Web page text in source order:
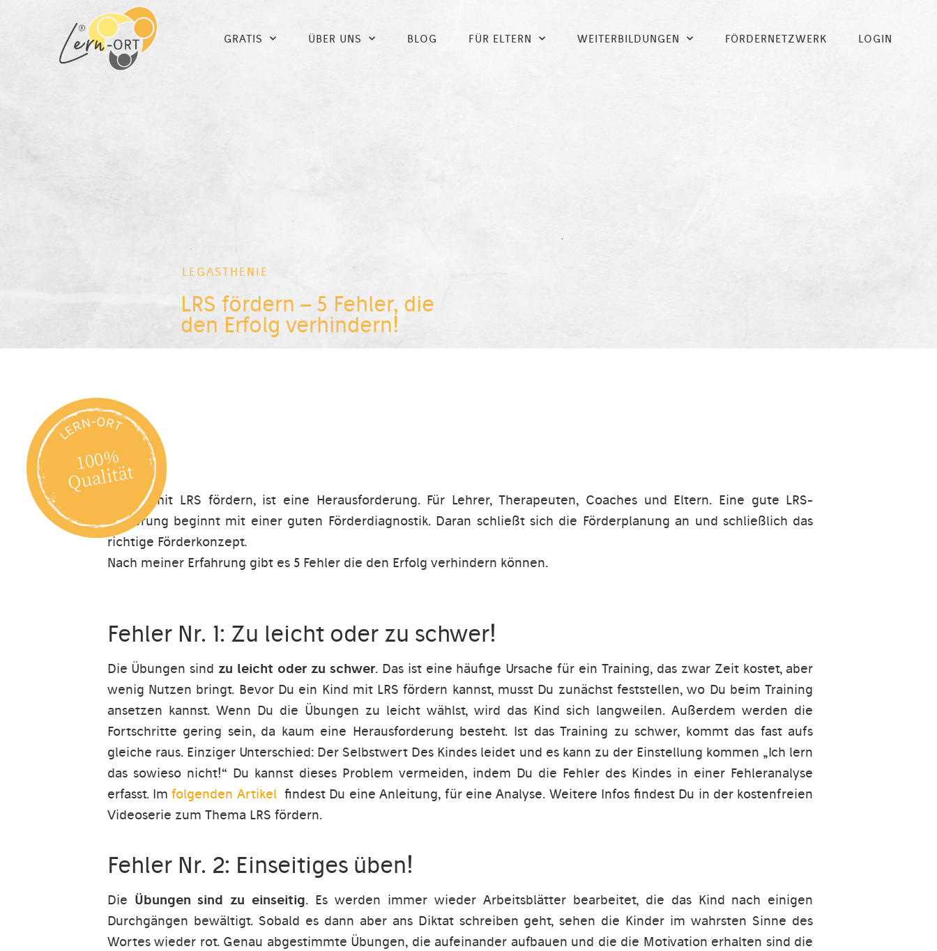
GRATIS ÜBER UNS BLOG FÜR ELTERN WEITERBILDUNGEN FÖRDERNETZWERK LOGIN
LEGASTHENIE
LRS fördern – 5 Fehler, die
den Erfolg verhindern!
Kinder mit LRS fördern, ist eine Herausforderung. Für Lehrer, Therapeuten, Coaches und Eltern. Eine gute LRS-
Förderung beginnt mit einer guten Förderdiagnostik. Daran schließt sich die Förderplanung an und schließlich das
richtige Förderkonzept.
Nach meiner Erfahrung gibt es 5 Fehler die den Erfolg verhindern können.
Fehler Nr. 1: Zu leicht oder zu schwer!
Die Übungen sind zu leicht oder zu schwer. Das ist eine häufige Ursache für ein Training, das zwar Zeit kostet, aber
wenig Nutzen bringt. Bevor Du ein Kind mit LRS fördern kannst, musst Du zunächst feststellen, wo Du beim Training
ansetzen kannst. Wenn Du die Übungen zu leicht wählst, wird das Kind sich langweilen. Außerdem werden die
Fortschritte gering sein, da kaum eine Herausforderung besteht. Ist das Training zu schwer, kommt das fast aufs
gleiche raus. Einziger Unterschied: Der Selbstwert Des Kindes leidet und es kann zu der Einstellung kommen „Ich lern
das sowieso nicht!“ Du kannst dieses Problem vermeiden, indem Du die Fehler des Kindes in einer Fehleranalyse
erfasst. Im folgenden Artikel findest Du eine Anleitung, für eine Analyse. Weitere Infos findest Du in der kostenfreien
Videoserie zum Thema LRS fördern.
Fehler Nr. 2: Einseitiges üben!
Die Übungen sind zu einseitig. Es werden immer wieder Arbeitsblätter bearbeitet, die das Kind nach einigen
Durchgängen bewältigt. Sobald es dann aber ans Diktat schreiben geht, sehen die Kinder im wahrsten Sinne des
Wortes wieder rot. Genau abgestimmte Übungen, die aufeinander aufbauen und die die Motivation erhalten sind die